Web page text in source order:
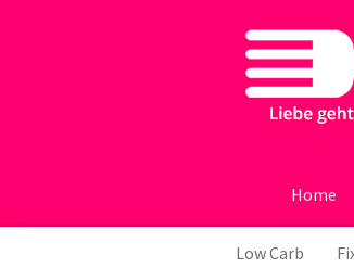
Home
Low Carb